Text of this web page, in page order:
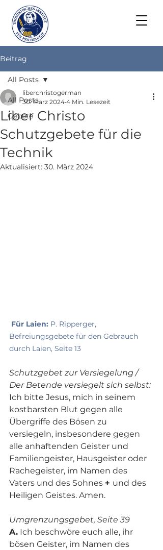
Beitrag
All Posts
Gebete
All Posts
Liber Christo
Schutzgebete für die
Technik
liberchristogerman
30. März 2024 4 Min. Lesezeit
Aktualisiert: 30. März 2024
Für Laien: P. Ripperger,
Befreiungsgebete für den Gebrauch
durch Laien, Seite 13
Schutzgebet zur Versiegelung /
Der Betende versiegelt sich selbst:
Ich bitte Jesus, mich in seinem
kostbarsten Blut gegen alle
Übergriffe des Bösen zu
versiegeln, insbesondere gegen
alle anhaftenden Geister und
Familiengeister, Hausgeister oder
Rachegeister, im Namen des
Vaters und des Sohnes + und des
Heiligen Geistes. Amen.
Umgrenzungsgebet, Seite 39
A. Ich beschwöre euch alle, ihr
bösen Geister, im Namen des